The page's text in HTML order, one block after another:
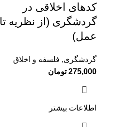
کدهای اخلاقی در
گردشگری (از نظریه تا
عمل)
گردشگری, فلسفه و اخلاق
275,000 تومان
اطلاعات بیشتر